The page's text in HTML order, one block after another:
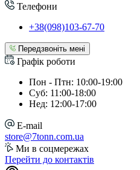
Телефони
+38(098)103-67-70
Передзвоніть мені
Графік роботи
Пон - Птн: 10:00-19:00
Суб: 11:00-18:00
Нед: 12:00-17:00
E-mail
store@7tonn.com.ua
Ми в соцмережах
Перейти до контактів